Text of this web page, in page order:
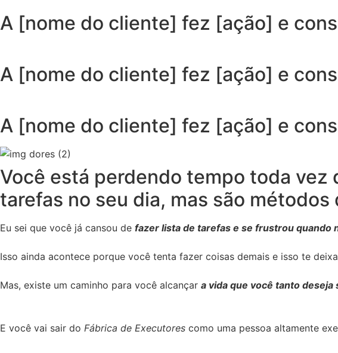
A [nome do cliente] fez [ação] e
A [nome do cliente] fez [ação] e
A [nome do cliente] fez [ação] e
Você está perdendo tempo toda
tarefas no seu dia, mas são
Eu sei que você já cansou de fazer lista de tarefas e se frustrou quando
Isso ainda acontece porque você tenta fazer coisas demais e isso te deixa
Mas, existe um caminho para você alcançar a vida que você tanto
E você vai sair do Fábrica de Executores como uma pessoa altamente